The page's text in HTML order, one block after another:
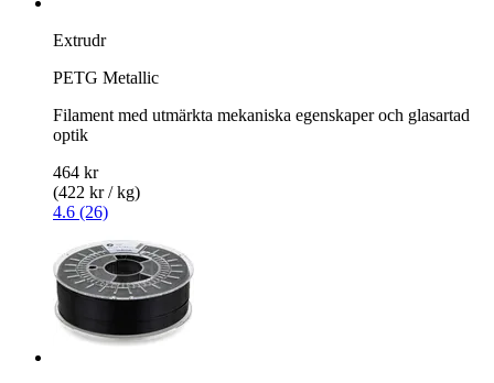
Extrudr
PETG Metallic
Filament med utmärkta mekaniska egenskaper och glasartad
optik
464 kr
(422 kr / kg)
4.6 (26)